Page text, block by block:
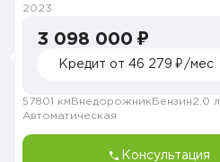
2023
3 098 000 ₽
Кредит от 46 279 ₽/мес
57801 км Внедорожник Бензин2.0 л.
Автоматическая
Консультация